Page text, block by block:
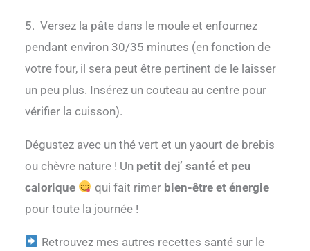
5. Versez la pâte dans le moule et enfournez
pendant environ 30/35 minutes (en fonction de
votre four, il sera peut être pertinent de le laisser
un peu plus. Insérez un couteau au centre pour
vérifier la cuisson).
Dégustez avec un thé vert et un yaourt de brebis
ou chèvre nature ! Un petit dej’ santé et peu
calorique
qui fait rimer bien-être et énergie
pour toute la journée !
Retrouvez mes autres recettes santé sur le